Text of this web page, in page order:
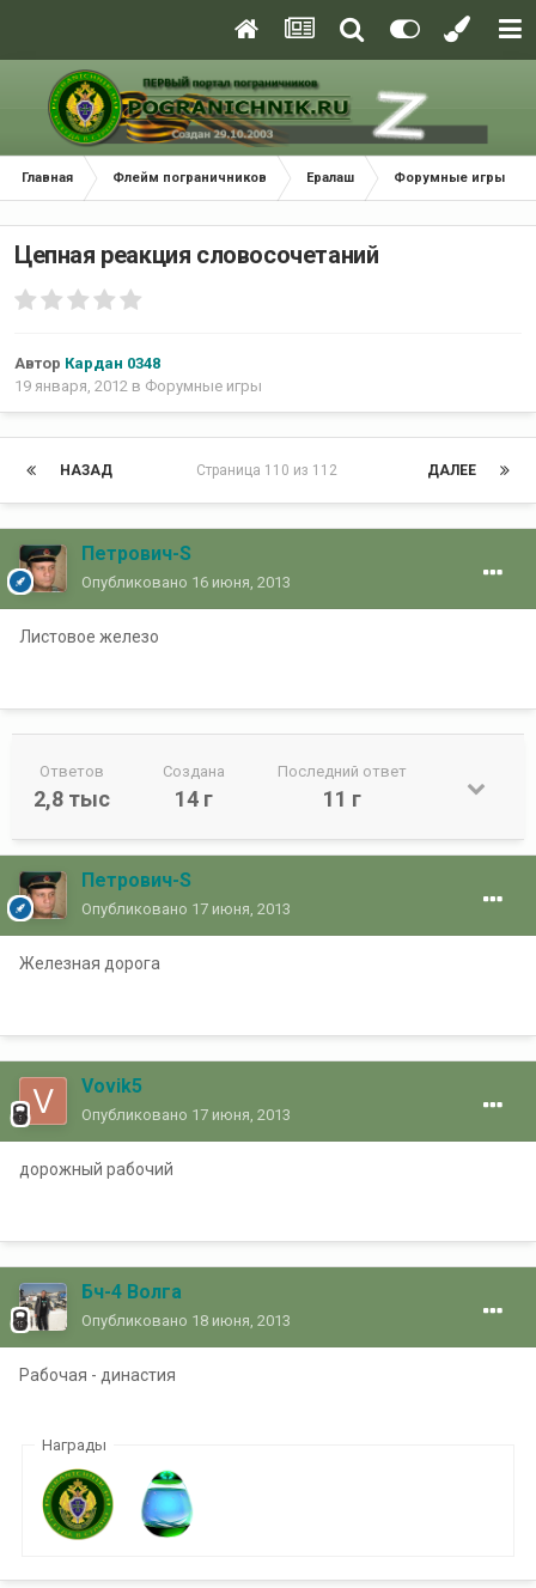
Главная Флейм пограничников Ералаш Форумные игры
Цепная реакция словосочетаний
Автор Кардан 0348
19 января, 2012 в Форумные игры
НАЗАД ДАЛЕЕ
Страница 110 из 112
Петрович-S
Опубликовано 16 июня, 2013
Листовое железо
Ответов
2,8 тыс
Создана
14 г
Последний ответ
11 г
Петрович-S
Опубликовано 17 июня, 2013
Железная дорога
Vovik5
Опубликовано 17 июня, 2013
дорожный рабочий
Бч-4 Волга
Опубликовано 18 июня, 2013
Рабочая - династия
Награды